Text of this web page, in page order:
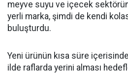
meyve suyu ve içecek
yerli marka, şimdi de kendi
buluşturdu.
Yeni ürünün kısa süre
ilde raflarda yerini alması